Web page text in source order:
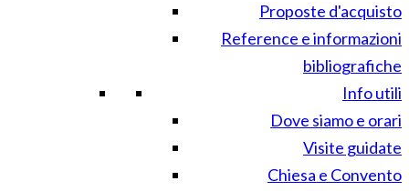
Proposte d'acquisto
Reference e informazioni
bibliografiche
Info utili
Dove siamo e orari
Visite guidate
Chiesa e Convento